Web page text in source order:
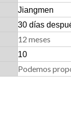
Jiangmen
30 días
12 meses
10
Podemos